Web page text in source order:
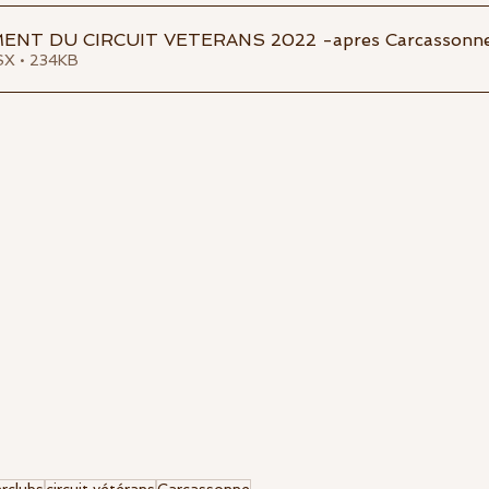
DU CIRCUIT VETERANS 2022 -apres
• 234KB